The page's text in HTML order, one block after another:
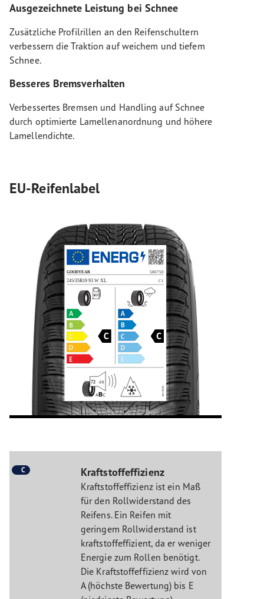
Ausgezeichnete Leistung bei Schnee
Zusätzliche Profilrillen an den Reifenschultern
verbessern die Traktion auf weichem und tiefem
Schnee.
Besseres Bremsverhalten
Verbessertes Bremsen und Handling auf Schnee
durch optimierte Lamellenanordnung und höhere
Lamellendichte.
EU-Reifenlabel
C Kraftstoffeffizienz
Kraftstoffeffizienz ist ein Maß
für den Rollwiderstand des
Reifens. Ein Reifen mit
geringem Rollwiderstand ist
kraftstoffeffizient, da er weniger
Energie zum Rollen benötigt.
Die Kraftstoffeffizienz wird von
A (höchste Bewertung) bis E